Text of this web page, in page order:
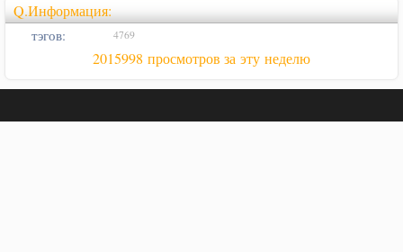
Q.Информация:
тэгов: 4769
2015998 просмотров за эту неделю